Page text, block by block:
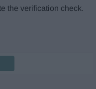
the verification check.